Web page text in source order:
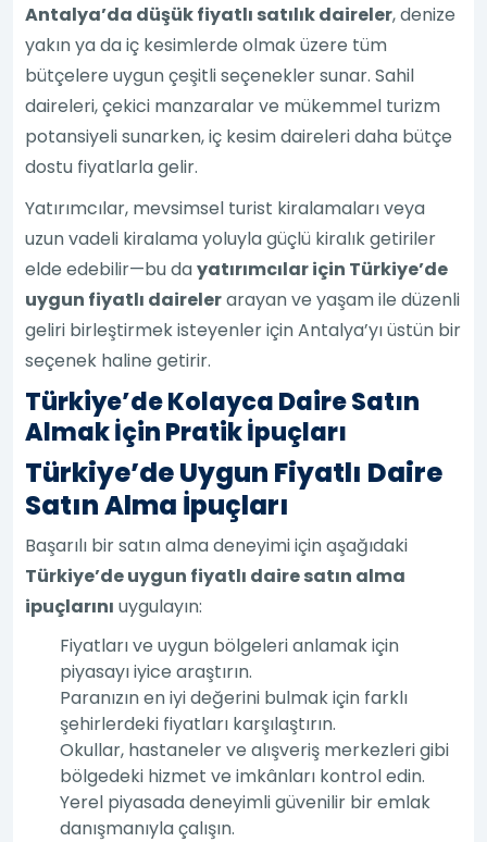
Antalya’da düşük fiyatlı satılık daireler, denize
yakın ya da iç kesimlerde olmak üzere tüm
bütçelere uygun çeşitli seçenekler sunar. Sahil
daireleri, çekici manzaralar ve mükemmel turizm
potansiyeli sunarken, iç kesim daireleri daha bütçe
dostu fiyatlarla gelir.
Yatırımcılar, mevsimsel turist kiralamaları veya
uzun vadeli kiralama yoluyla güçlü kiralık getiriler
elde edebilir—bu dayatırımcılar için Türkiye’de
uygun fiyatlı dairelerarayan ve yaşam ile düzenli
geliri birleştirmek isteyenler için Antalya’yı üstün bir
seçenek haline getirir.
Türkiye’de Kolayca Daire Satın
Almak İçin Pratik İpuçları
Türkiye’de Uygun Fiyatlı Daire
Satın Alma İpuçları
Başarılı bir satın alma deneyimi için aşağıdaki
Türkiye’de uygun fiyatlı daire satın alma
ipuçlarını uygulayın:
Fiyatları ve uygun bölgeleri anlamak için
piyasayı iyice araştırın.
Paranızın en iyi değerini bulmak için farklı
şehirlerdeki fiyatları karşılaştırın.
Okullar, hastaneler ve alışveriş merkezleri gibi
bölgedeki hizmet ve imkânları kontrol edin.
Yerel piyasada deneyimli güvenilir bir emlak
danışmanıyla çalışın.